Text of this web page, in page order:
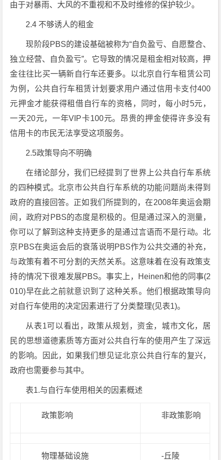
由于对暴雨、大风的不重视和不及时维修的保护较少。
2.4 不够诱人的租金
现阶段PBS的建设基础被称为“自负盈亏、自愿整合、
独立经营、自负盈亏”。它导致的情况是租金相对较高，押
金往往比买一辆新自行车还要多。以北京自行车租赁公司
为例，公共自行车租赁计划要求用户通过信用卡支付400
元押金才能获得租借自行车的资格，同时，每小时5元，
一天20元，一年VIP卡100元。昂贵的押金使得许多没有
信用卡的市民无法享受这项服务。
2.5政策导向不明确
在绪论部分，我们已经提到了世界上公共自行车系统
的四种模式。北京市公共自行车系统的功能问题尚未得到
政府的直接回答。正如我们所提到的，在2008年奥运会期
间，政府对PBS的态度是积极的。但是通过深入的测量，
你可以了解到这种支持更多的是通过言语而不是行动。北
京PBS在奥运会后的衰落说明PBS作为公共交通的补充，
与政策有着不可分割的天然关系。这意味着在没有政策支
持的情况下很难发展PBS。事实上，Heinen和他的同事(2
010)早在此之前就意识到了这种关系。他们根据政策导向
对自行车使用的决定因素进行了分类整理(见表1)。
从表1可以看出，政策从规划，资金，城市文化，居
民的思想道德素质等方面对公共自行车的使用产生了深远
的影响。因此，如果我们想见证北京公共自行车的复兴，
政府也需要参与其中。
表1.与自行车使用相关的因素概述
政策影响 非政策影响
物理基础设施 -丘陵